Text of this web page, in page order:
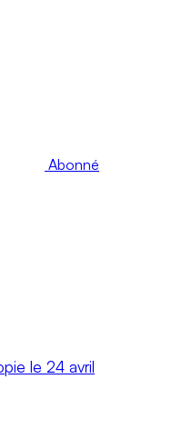
Abonné
le 24 avril